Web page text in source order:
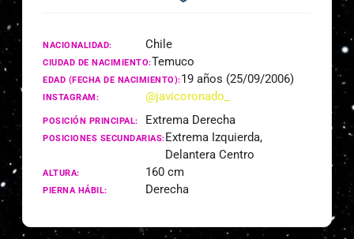
NACIONALIDAD: Chile
CIUDAD DE NACIMIENTO:Temuco
EDAD (FECHA DE NACIMIENTO):19 años (25/09/2006)
INSTAGRAM: @javicoronado_
POSICIÓN PRINCIPAL: Extrema Derecha
POSICIONES SECUNDARIAS:Extrema Izquierda,
Delantera Centro
ALTURA: 160 cm
PIERNA HÁBIL: Derecha